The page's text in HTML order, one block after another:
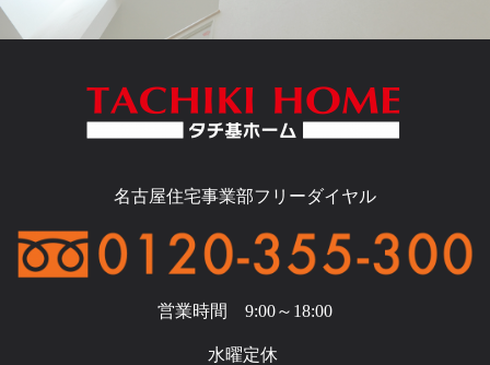
名古屋住宅事業部フリーダイヤル
営業時間 9:00～18:00
水曜定休